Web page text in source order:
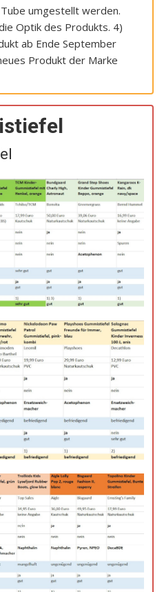
umgestellt werden.
Optik des Produkts. 4)
ab Ende September
Produkt der Marke